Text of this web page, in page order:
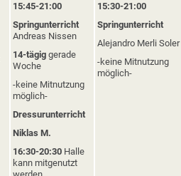
15:45-21:00
Springunterricht
Andreas Nissen
14-tägig gerade
Woche
-keine Mitnutzung
möglich-
Dressurunterricht
Niklas M.
16:30-20:30 Halle
kann mitgenutzt
15:30-21:00
Springunterricht
Alejandro Merli Soler
-keine Mitnutzung
möglich-